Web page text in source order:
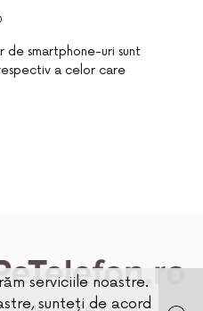
smartphone-uri sunt
a celor care
serviciile noastre.
sunteți de acord